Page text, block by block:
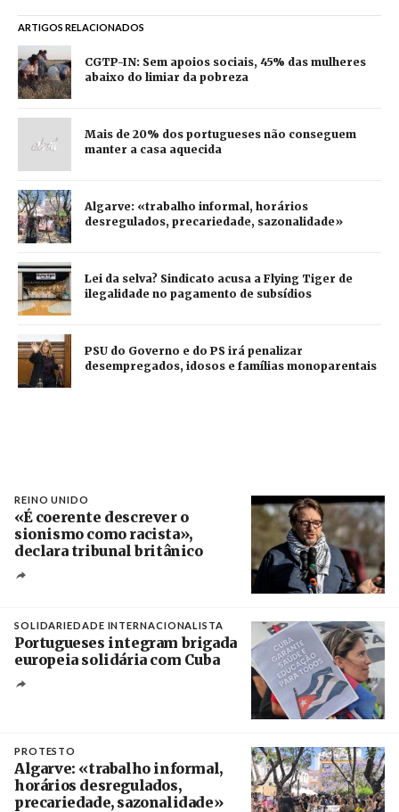
ARTIGOS RELACIONADOS
CGTP-IN: Sem apoios sociais, 45% das mulheres
abaixo do limiar da pobreza
Mais de 20% dos portugueses não conseguem
manter a casa aquecida
Algarve: «trabalho informal, horários
desregulados, precariedade, sazonalidade»
Lei da selva? Sindicato acusa a Flying Tiger de
ilegalidade no pagamento de subsídios
PSU do Governo e do PS irá penalizar
desempregados, idosos e famílias monoparentais
REINO UNIDO
«É coerente descrever o
sionismo como racista»,
declara tribunal britânico
SOLIDARIEDADE INTERNACIONALISTA
Portugueses integram brigada
europeia solidária com Cuba
PROTESTO
Algarve: «trabalho informal,
horários desregulados,
precariedade, sazonalidade»